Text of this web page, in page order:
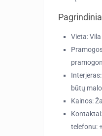
Vieta:
Interjeras
būtų
Kainos:
Kontaktai
telefonu: